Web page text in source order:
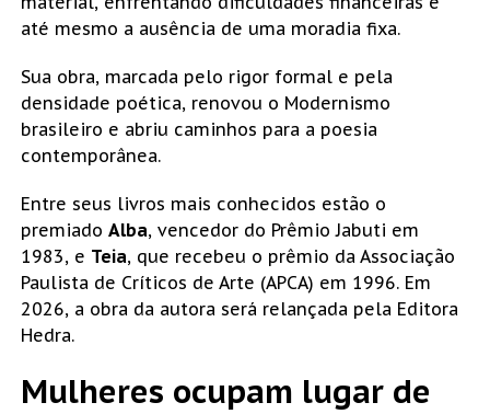
até mesmo a ausência de uma moradia fixa.
Sua obra, marcada pelo rigor formal e pela
densidade poética, renovou o Modernismo
brasileiro e abriu caminhos para a poesia
contemporânea.
Entre seus livros mais conhecidos estão o
premiado Alba, vencedor do Prêmio Jabuti em
1983, e Teia, que recebeu o prêmio da Associação
Paulista de Críticos de Arte (APCA) em 1996. Em
2026, a obra da autora será relançada pela Editora
Hedra.
Mulheres ocupam lugar de